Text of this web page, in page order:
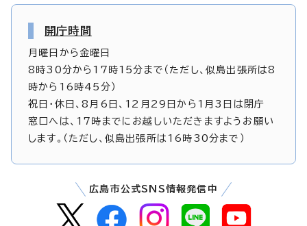
開庁時間
月曜日から金曜日
8時30分から17時15分まで（ただし、似島出張所は8
時から16時45分）
祝日・休日、8月6日、12月29日から1月3日は閉庁
窓口へは、17時までにお越しいただきますようお願い
します。（ただし、似島出張所は16時30分まで）
広島市公式SNS情報発信中